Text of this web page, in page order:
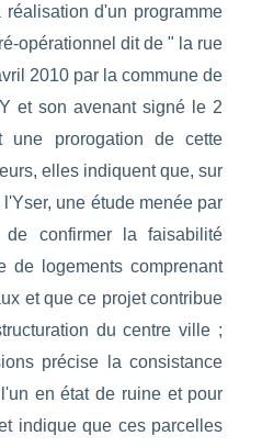
d'un programme
opérationnel dit de " la rue
2010 par la commune de
et son avenant signé le 2
une prorogation de cette
elles indiquent que, sur
une étude menée par
confirmer la faisabilité
de logements comprenant
et que ce projet contribue
du centre ville ;
précise la consistance
en état de ruine et pour
indique que ces parcelles